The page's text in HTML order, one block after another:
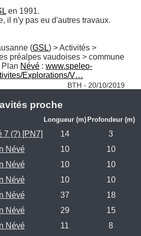
en 1991.
il n'y pas eu d'autres travaux.
(GSL) > Activités >
préalpes vaudoises > commune
Névé : www.speleo-
Explorations/V…
BTH - 20/10/2019
proche
Longueur (m) Profondeur (m)
7 (?) [PN7] 14
3
Névé 10
10
Névé 10
10
Névé 10
10
Névé 37
18
Névé 29
15
Névé 11 8